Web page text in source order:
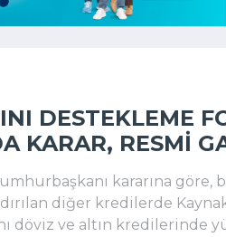
DESTEKLEME
KARAR, RESMI
kararına göre,
diğer kredilerde Kaynak
döviz ve altın kredilerinde